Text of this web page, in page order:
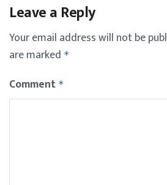
Leave a Reply
Your email address will not be
are marked *
Comment *